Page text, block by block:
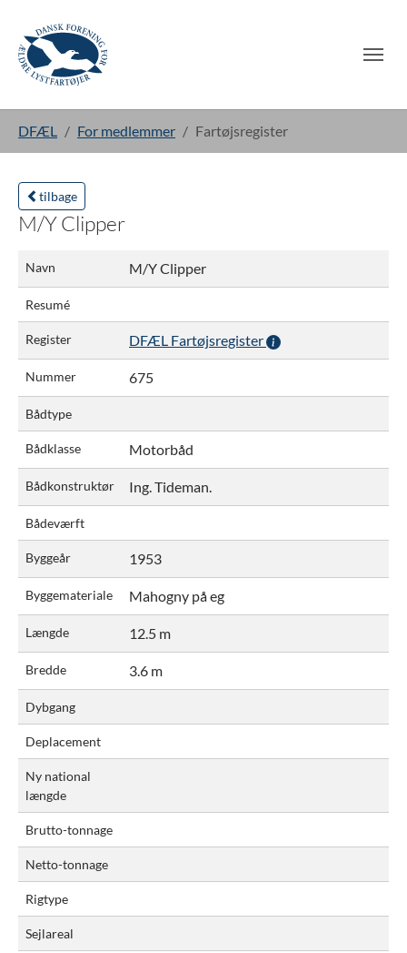
DFÆL For medlemmer Fartøjsregister
tilbage
M/Y Clipper
Navn M/Y Clipper
Resumé
Register DFÆL Fartøjsregister
Nummer 675
Bådtype
Bådklasse Motorbåd
Bådkonstruktør Ing. Tideman.
Bådeværft
Byggeår 1953
Byggemateriale Mahogny på eg
Længde 12.5 m
Bredde 3.6 m
Dybgang
Deplacement
Ny national
længde
Brutto-tonnage
Netto-tonnage
Rigtype
Sejlareal